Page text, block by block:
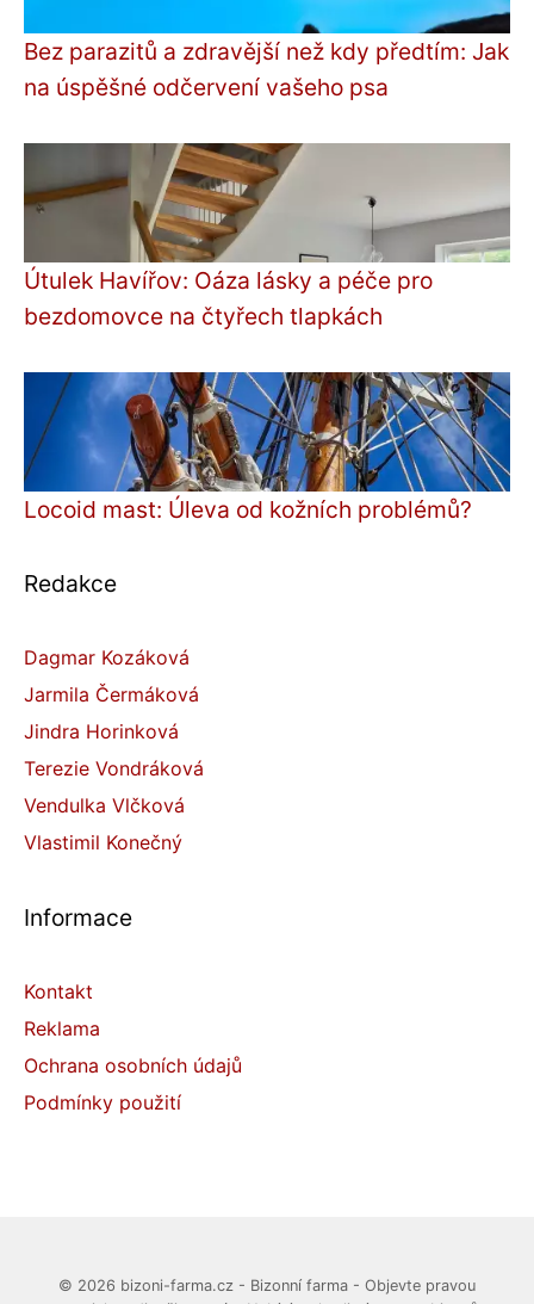
Bez parazitů a zdravější než kdy předtím: Jak
na úspěšné odčervení vašeho psa
Útulek Havířov: Oáza lásky a péče pro
bezdomovce na čtyřech tlapkách
Locoid mast: Úleva od kožních problémů?
Redakce
Dagmar Kozáková
Jarmila Čermáková
Jindra Horinková
Terezie Vondráková
Vendulka Vlčková
Vlastimil Konečný
Informace
Kontakt
Reklama
Ochrana osobních údajů
Podmínky použití
© 2026 bizoni-farma.cz - Bizonní farma - Objevte pravou